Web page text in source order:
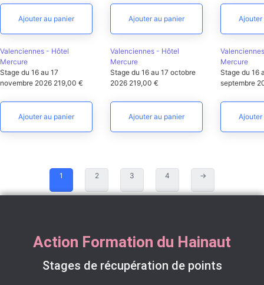
Ajouter au panier Ajouter au panier Ajouter
Valenciennes - Hôtel
Mercure
Stage du 16 au 17
novembre 2026 219,00 €
Ajouter au panier
Valenciennes - Hôtel
Mercure
Stage du 16 au 17 octobre
2026 219,00 €
Ajouter au panier
Mercure
Stage du 16
septembre
Ajouter
1 2 3 4 →
Action Formation du Hainaut
Stages de récupération de points